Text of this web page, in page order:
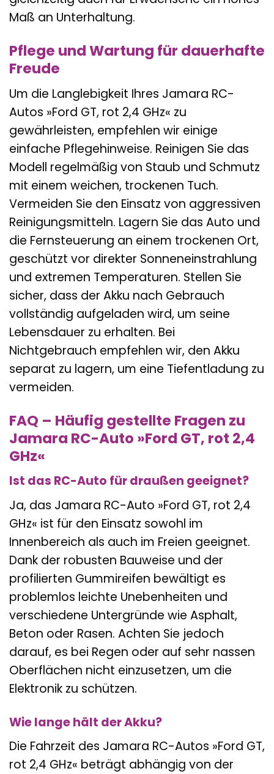
Maß an Unterhaltung.
Pflege und Wartung für dauerhafte
Freude
Um die Langlebigkeit Ihres Jamara RC-
Autos »Ford GT, rot 2,4 GHz« zu
gewährleisten, empfehlen wir einige
einfache Pflegehinweise. Reinigen Sie das
Modell regelmäßig von Staub und Schmutz
mit einem weichen, trockenen Tuch.
Vermeiden Sie den Einsatz von aggressiven
Reinigungsmitteln. Lagern Sie das Auto und
die Fernsteuerung an einem trockenen Ort,
geschützt vor direkter Sonneneinstrahlung
und extremen Temperaturen. Stellen Sie
sicher, dass der Akku nach Gebrauch
vollständig aufgeladen wird, um seine
Lebensdauer zu erhalten. Bei
Nichtgebrauch empfehlen wir, den Akku
separat zu lagern, um eine Tiefentladung zu
vermeiden.
FAQ – Häufig gestellte Fragen zu
Jamara RC-Auto »Ford GT, rot 2,4
GHz«
Ist das RC-Auto für draußen geeignet?
Ja, das Jamara RC-Auto »Ford GT, rot 2,4
GHz« ist für den Einsatz sowohl im
Innenbereich als auch im Freien geeignet.
Dank der robusten Bauweise und der
profilierten Gummireifen bewältigt es
problemlos leichte Unebenheiten und
verschiedene Untergründe wie Asphalt,
Beton oder Rasen. Achten Sie jedoch
darauf, es bei Regen oder auf sehr nassen
Oberflächen nicht einzusetzen, um die
Elektronik zu schützen.
Wie lange hält der Akku?
Die Fahrzeit des Jamara RC-Autos »Ford GT,
rot 2,4 GHz« beträgt abhängig von der